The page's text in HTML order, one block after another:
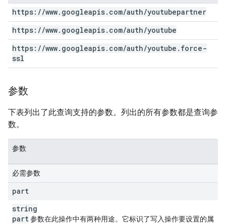
https: //www. googleapis. com/auth/youtubepartner
https: //www. googleapis. com/auth/youtube
https: //www. googleapis. com/auth/youtube . force-
ssl
参数
下表列出了此查询支持的参数。列出的所有参数都是查询参
数。
参数
必需参数
part
string
part参数在此操作中有两种用途。它标识了写入操作要设置的属